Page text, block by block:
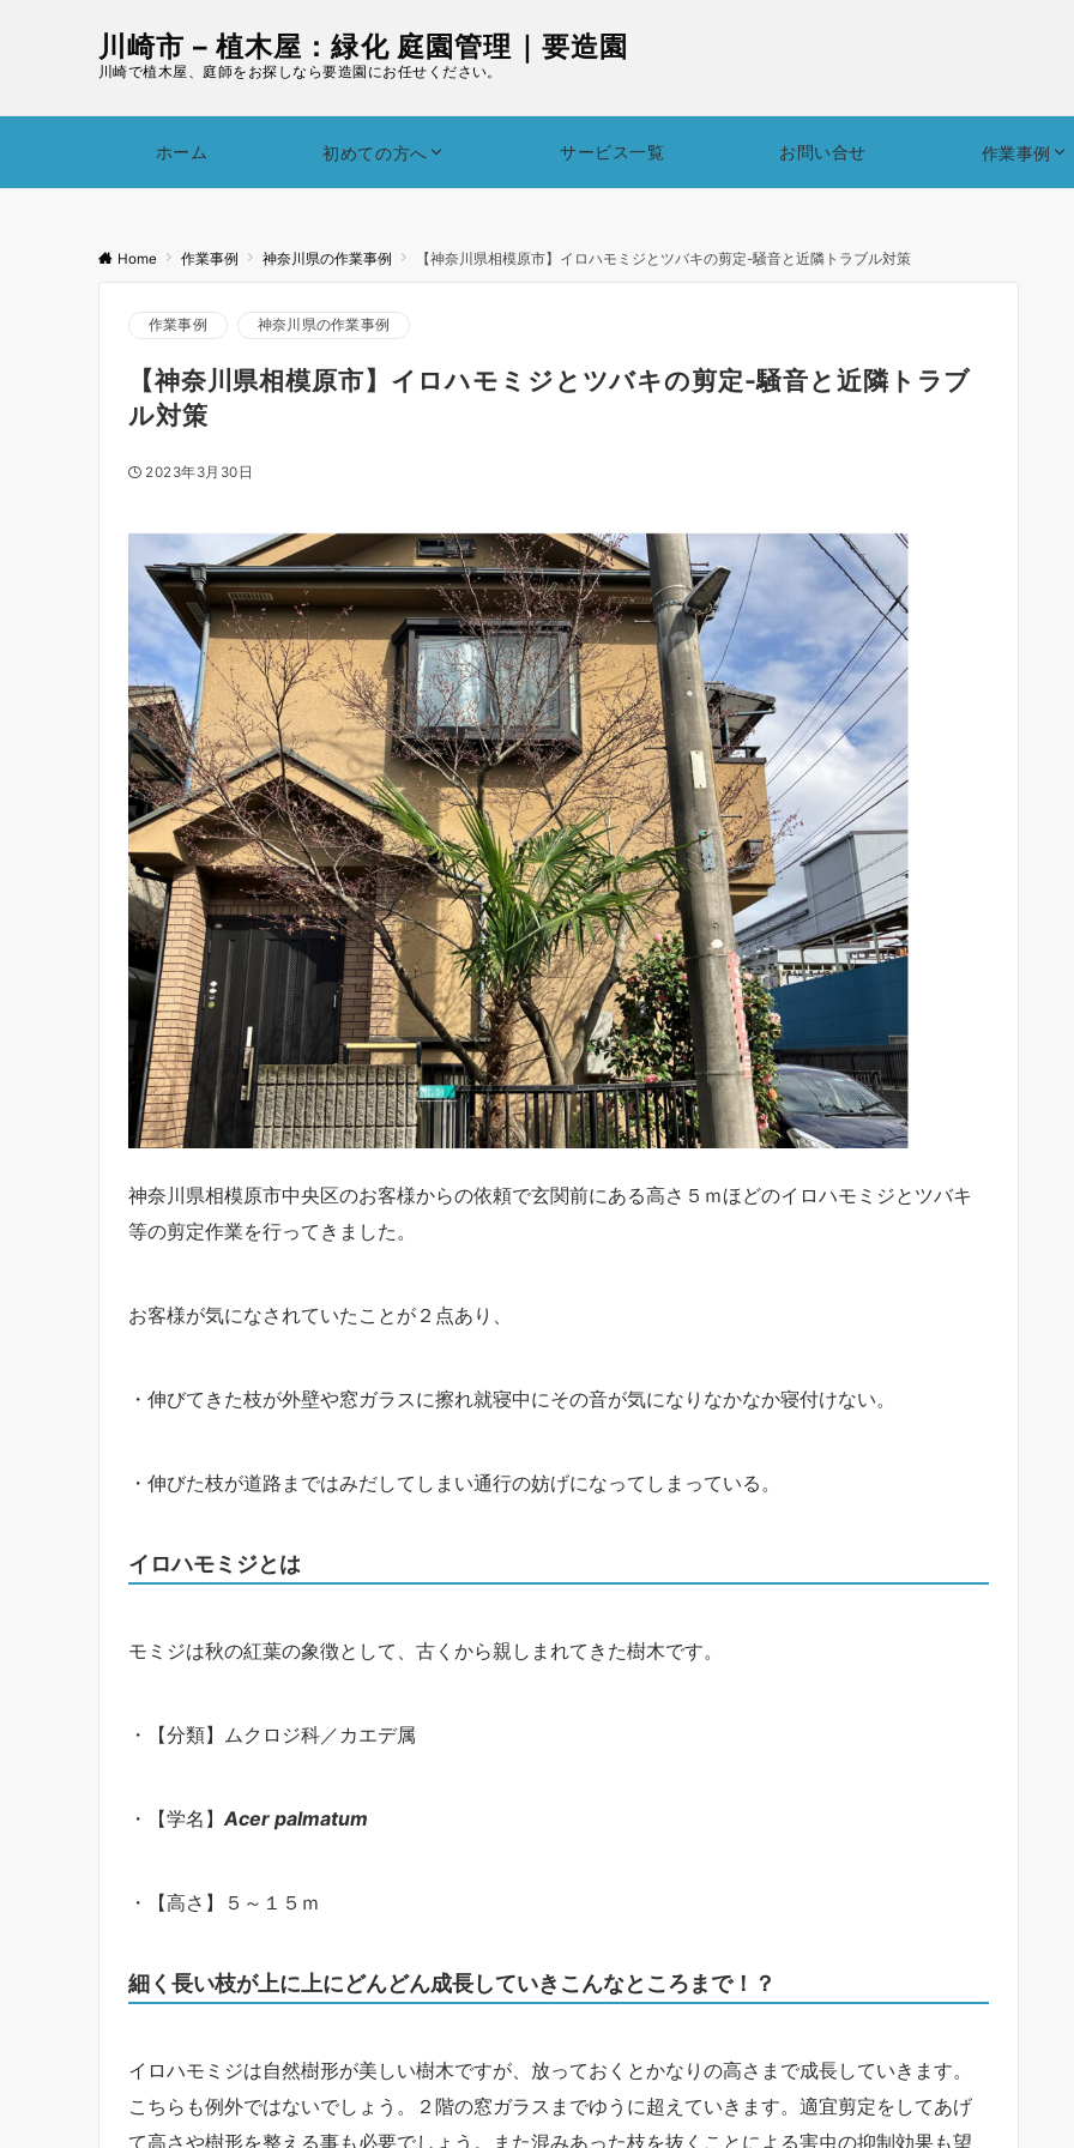
川崎市 – 植木屋：緑化 庭園管理｜要造園
川崎で植木屋、庭師をお探しなら要造園にお任せください。
ホーム 初めての方へ サービス一覧 お問い合せ 作業事例
Home 作業事例 神奈川県の作業事例 【神奈川県相模原市】イロハモミジとツバキの剪定-騒音と近隣トラブル対策
作業事例 神奈川県の作業事例
【神奈川県相模原市】イロハモミジとツバキの剪定-騒音と近隣トラブ
ル対策
2023年3月30日
神奈川県相模原市中央区のお客様からの依頼で玄関前にある高さ５ｍほどのイロハモミジとツバキ
等の剪定作業を行ってきました。
お客様が気になされていたことが２点あり、
・伸びてきた枝が外壁や窓ガラスに擦れ就寝中にその音が気になりなかなか寝付けない。
・伸びた枝が道路まではみだしてしまい通行の妨げになってしまっている。
イロハモミジとは
モミジは秋の紅葉の象徴として、古くから親しまれてきた樹木です。
・【分類】ムクロジ科／カエデ属
・【学名】Acer palmatum
・【高さ】５～１５ｍ
細く長い枝が上に上にどんどん成長していきこんなところまで！？
イロハモミジは自然樹形が美しい樹木ですが、放っておくとかなりの高さまで成長していきます。
こちらも例外ではないでしょう。２階の窓ガラスまでゆうに超えていきます。適宜剪定をしてあげ
て高さや樹形を整える事も必要でしょう。また混みあった枝を抜くことによる害虫の抑制効果も望